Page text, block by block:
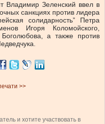
Владимир Зеленский ввел в
санкциях против лидера
солидарность” Петра
Игоря Коломойского,
а также против
>>
и хотите участвовать в